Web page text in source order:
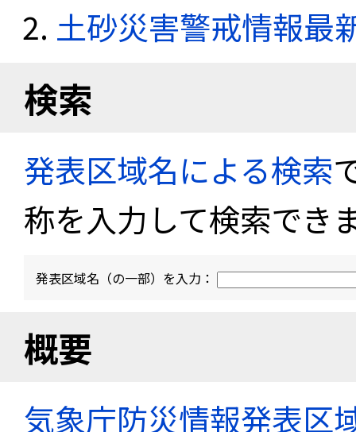
土砂災害警戒情報最
検索
発表区域名による検索
称を入力して検索でき
発表区域名（の一部）を入力：
概要
気象庁防災情報発表区